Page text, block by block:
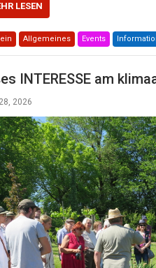
LESEN
Allgemeines Events
INTERESSE am
2026